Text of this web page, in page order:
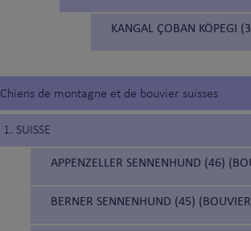
KANGAL ÇOBAN KÖPEGI
Chiens de montagne et de bouvier suisses
1. SUISSE
APPENZELLER SENNENHUND (46)
BERNER SENNENHUND (45)